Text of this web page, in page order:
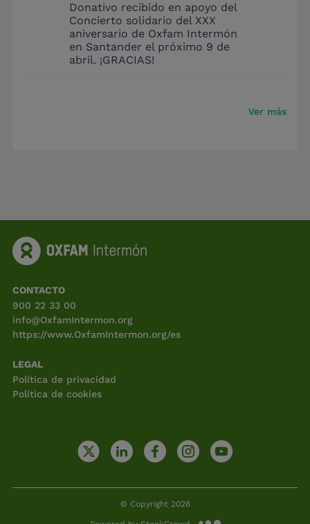
Donativo recibido en apoyo del
Concierto solidario del XXX
aniversario de Oxfam Intermón
en Santander el próximo 9 de
abril. ¡GRACIAS!
Ver más
CONTACTO
900 22 33 00
info@OxfamIntermon.org
https://www.OxfamIntermon.org/es
LEGAL
Política de privacidad
Política de cookies
© Copyright 2026